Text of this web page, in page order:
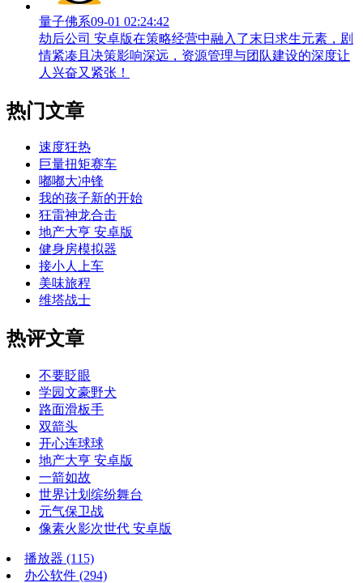
量子佛系09-01 02:24:42
劫后公司 安卓版在策略经营中融入了末日求生元素，剧
情紧凑且决策影响深远，资源管理与团队建设的深度让
人兴奋又紧张！
热门文章
速度狂热
巨量扭矩赛车
嘟嘟大冲锋
我的孩子新的开始
狂雷神龙合击
地产大亨 安卓版
健身房模拟器
接小人上车
美味旅程
维塔战士
热评文章
不要眨眼
学园文豪野犬
路面滑板手
双箭头
开心连球球
地产大亨 安卓版
一箭如故
世界计划缤纷舞台
元气保卫战
像素火影次世代 安卓版
播放器 (115)
办公软件 (294)